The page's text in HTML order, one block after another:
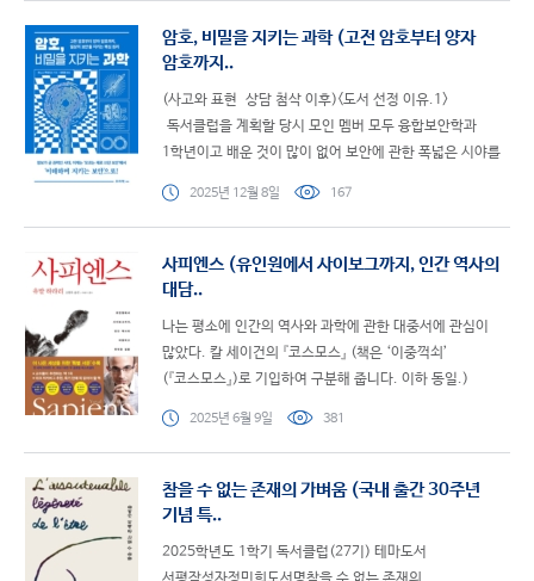
암호, 비밀을 지키는 과학 (고전 암호부터 양자
암호까지..
(사고와 표현 상담 첨삭 이후)<도서 선정 이유.1>
독서클럽을 계획할 당시 모인 멤버 모두 융합보안학과
1학년이고 배운 것이 많이 없어 보안에 관한 폭넓은 시야를
2025년 12월 8일 167
사피엔스 (유인원에서 사이보그까지, 인간 역사의
대담..
나는 평소에 인간의 역사와 과학에 관한 대중서에 관심이
많았다. 칼 세이건의 『코스모스』 (책은 ‘이중꺽쇠’
(『코스모스』)로 기입하여 구분해 줍니다. 이하 동일.)
2025년 6월 9일 381
참을 수 없는 존재의 가벼움 (국내 출간 30주년
기념 특..
2025학년도 1학기 독서클럽(27기) 테마도서